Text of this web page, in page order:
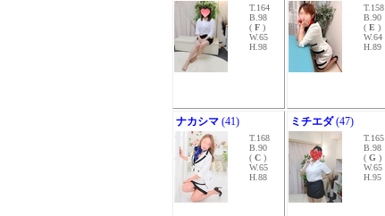
T.164
B.98
( F )
W.65
H.98
T.158
B.90
( E )
W.64
H.89
ナカシマ (41)
T.168
B.90
( C )
W.65
H.88
ミチエダ(47)
T.165
B.98
( G )
W.65
H.95